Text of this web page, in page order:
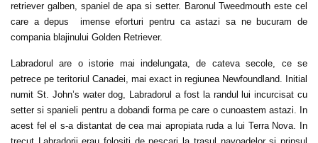
retriever galben, spaniel de apa si setter. Baronul Tweedmouth este cel
care a depus imense eforturi pentru ca astazi sa ne bucuram de
compania blajinului Golden Retriever.
Labradorul are o istorie mai indelungata, de cateva secole, ce se
petrece pe teritoriul Canadei, mai exact in regiunea Newfoundland. Initial
numit St. John’s water dog, Labradorul a fost la randul lui incurcisat cu
setter si spanieli pentru a dobandi forma pe care o cunoastem astazi. In
acest fel el s-a distantat de cea mai apropiata ruda a lui Terra Nova. In